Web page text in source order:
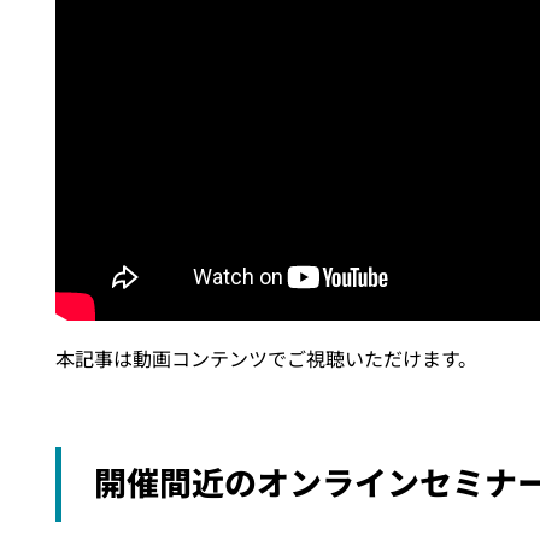
本記事は動画コンテンツでご視聴いただけます。
開催間近のオンラインセミナ